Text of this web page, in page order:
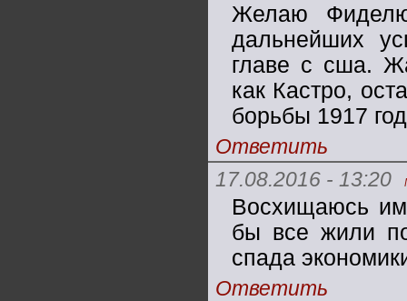
Желаю
дальнейших
главе с сша.
как Кастро,
борьбы 1917
Ответить
17.08.2016 - 13:20
Восхищаюсь
бы все жили
спада
Ответить